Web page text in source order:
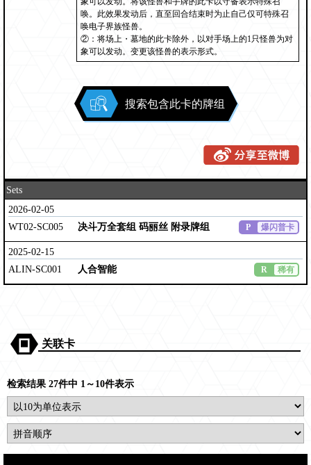
唤。此效果发动后，直至回合结束时为止自己仅可特殊召
唤电子界族怪兽。
②：将场上・墓地的此卡除外，以对手场上的1只怪兽为对
象可以发动。变更该怪兽的表示形式。
搜索包含此卡的牌组
Sets
2026-02-05
WT02-SC005
决斗万全套组 码丽丝 附录牌组 P 爆闪普卡
2025-02-15
ALIN-SC001
人合智能 R 稀有
关联卡
检索结果 27件中 1～10件表示